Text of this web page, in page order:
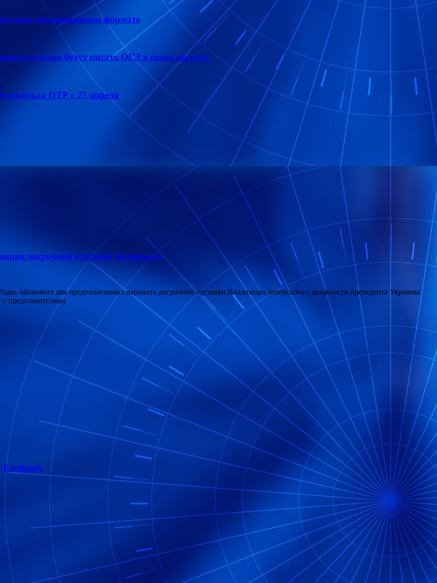
не в дистанционном формате
классов будут писать ОГЭ в своих школах
ОТР с 27 апреля
досрочной отставки Зеленского
обозначил два предполагаемых варианта досрочной отставки Владимира Зеленского с должности президента Украины.
представителями
Facebook